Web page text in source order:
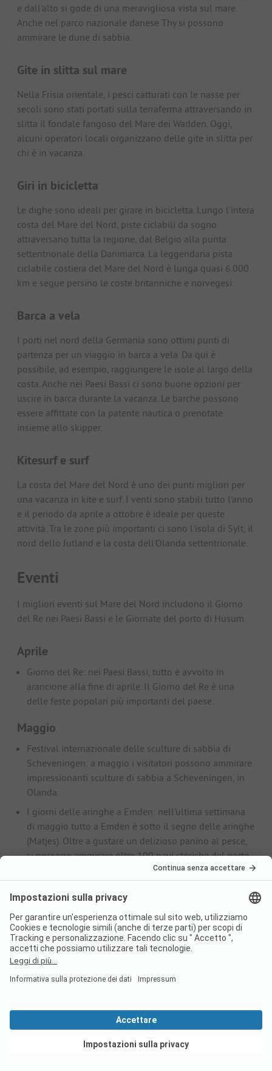
e dall'alto si gode di una meravigliosa vista sul mare.
Anche nel parco nazionale danese Thy si possono
ammirare le dune di sabbia.
Gite in slitta sul mare
Nella Frisia orientale, i pesci catturati con le nasse per
secoli sono stati portati sulla terraferma attraversando in
slitta il fondale fangoso del Mare dei Wadden. Oggi,
alcuni operatori locali organizzano delle gite in slitta per
chi è in vacanza.
Giri in bicicletta
Le dighe sono ideali per girare in bicicletta. Lungo l'intera
costa del Mare del Nord, piste ciclabili da sogno
attraversano tutta la regione, dal Belgio alla punta
settentrionale della Danimarca. La leggendaria pista
ciclabile costiera del Mare del Nord è lunga quasi 6.000
km e segue persino le coste britanniche e norvegesi.
Barca a vela
I porti nel nord della Germania sono ottimi punti di
partenza per un viaggio in barca a vela. Da qui è
possibile, ad esempio, raggiungere le isole al largo della
costa. Anche nei Paesi Bassi ci sono buone opzioni per
uscire in barca durante la vacanza. Le barche possono
essere affittate con la patente nautica o prenotate
insieme allo skipper.
Kitesurf e surf
La costa del Mare del Nord è uno dei punti migliori per
una vacanza in kite e surf. I venti sono stabili tutto l'anno
e il periodo da aprile a ottobre è ideale per queste
attività. Tra le zone più importanti ci sono l'isola di Sylt, il
nord dello Jutland e la costa dell'Olanda settentrionale.
Eventi
I migliori eventi sul Mare del Nord includono il Giorno
del Re nei Paesi Bassi e le Giornate del porto di Husum.
Aprile
Giorno del Re: nei Paesi Bassi, tutto è avvolto in
arancione alla fine di aprile. Il Giorno del Re è una
delle feste popolari più importanti del paese.
Maggio
Festival internazionale delle sculture di sabbia di
Scheveningen: a maggio i visitatori possono ammirare
impressionanti sculture di sabbia a Scheveningen, in
Olanda.
I giorni delle aringhe a Emden: nell'ultima settimana
di maggio tutto a Emden è sotto il segno delle aringhe
(Matjes). Oltre a gustare un delizioso panino al pesce,
si possono ammirare oltre 100 navi storiche del porto.
Agosto
Giornate del porto di Husum: a metà agosto la città di
Husum, nello Schleswig-Holstein, festeggia con
deliziosi frutti di mare, giostre, musica dal vivo e fuochi
d'artificio.
Sfilata di cutter da pesca a Norddeich: alla fine di
agosto, tutti i cutter da pesca in funzione nella Frisia
tradizionali Shanty e specialità culinarie di pesce.
Camping al mare sul